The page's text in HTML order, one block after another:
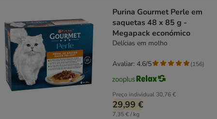
Purina Gourmet Perle em
saquetas 48 x 85 g -
Megapack económico
Delícias em molho
Preço individual 30,76 €
29,99 €
7,35 € / kg
Avaliar: 4.6/5 (156)